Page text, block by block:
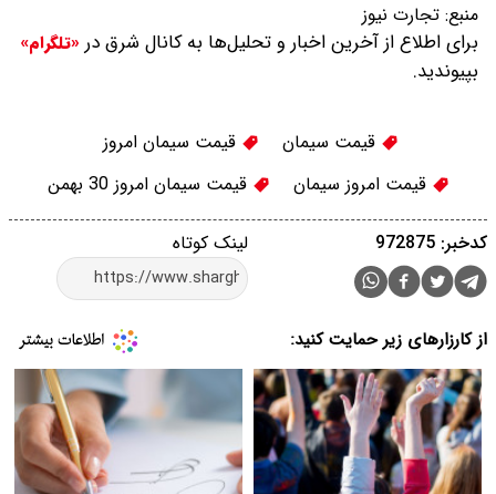
منبع: تجارت نیوز
برای اطلاع از آخرین اخبار و تحلیل‌ها به کانال شرق در «تلگرام»
بپیوندید.
قیمت سیمان
قیمت سیمان امروز ‌
قیمت امروز سیمان
قیمت سیمان امروز 30 بهمن
لینک کوتاه کدخبر: 972875
از کارزارهای زیر حمایت کنید: